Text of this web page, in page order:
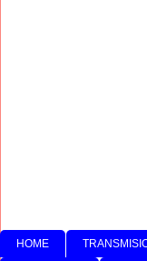
HOME